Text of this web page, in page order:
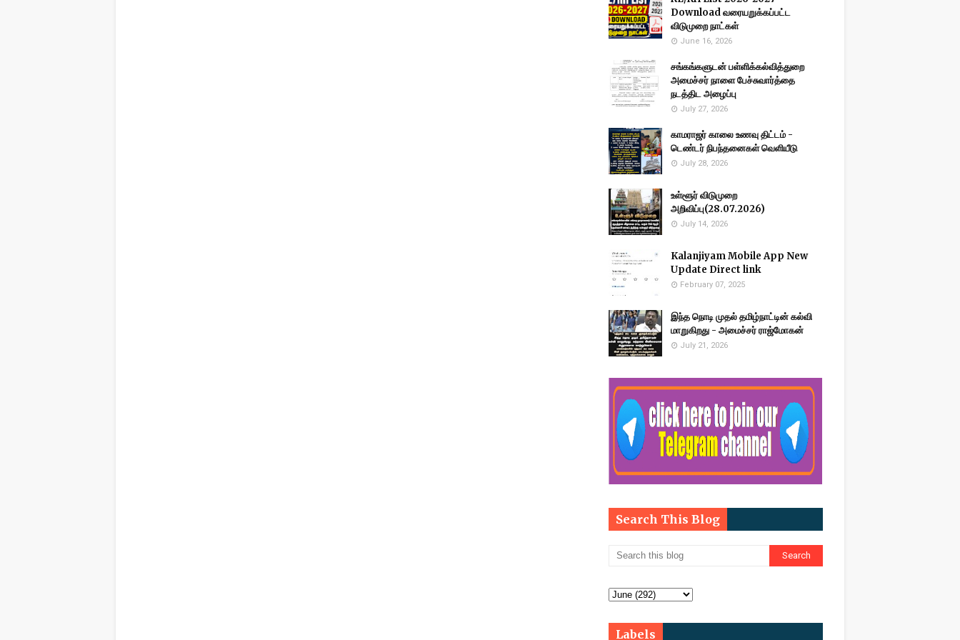
Download வரையறுக்கப்பட்ட
விடுமுறை நாட்கள்
June 16, 2026
சங்கங்களுடன் பள்ளிக்கல்வித்துறை
அமைச்சர் நாளை பேச்சுவார்த்தை
நடத்திட அழைப்பு
July 27, 2026
காமராஜர் காலை உணவு திட்டம் -
டெண்டர் நிபந்தனைகள் வெளியீடு
July 28, 2026
உள்ளூர் விடுமுறை
அறிவிப்பு(28.07.2026)
July 14, 2026
Kalanjiyam Mobile App New
Update Direct link
February 07, 2025
இந்த நொடி முதல் தமிழ்நாட்டின் கல்வி
மாறுகிறது - அமைச்சர் ராஜ்மோகன்
July 21, 2026
Search This Blog
Labels